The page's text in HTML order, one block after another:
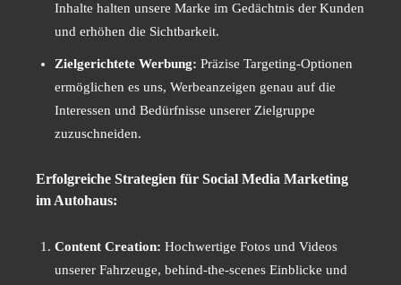
Inhalte halten unsere Marke im Gedächtnis der Kunden
und erhöhen die Sichtbarkeit.
Zielgerichtete Werbung: Präzise Targeting-Optionen
ermöglichen es uns, Werbeanzeigen genau auf die
Interessen und Bedürfnisse unserer Zielgruppe
zuzuschneiden.
Erfolgreiche Strategien für Social Media Marketing
im Autohaus:
Content Creation: Hochwertige Fotos und Videos
unserer Fahrzeuge, behind-the-scenes Einblicke und